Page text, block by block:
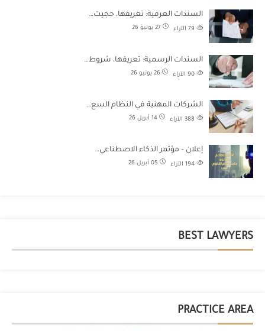
السندات العرفية: تعريفها، حجيت…
27 يونيو 26 الآراء
السندات الرسمية: تعريفها، شروط…
26 يونيو 26 الآراء
الشركات المهنية في النظام السع…
14 أبريل 26 الآراء
إعلان – مؤتمر الذكاء الاصطناعي…
05 أبريل 26 الآراء
BEST LAWYERS
PRACTICE AREA